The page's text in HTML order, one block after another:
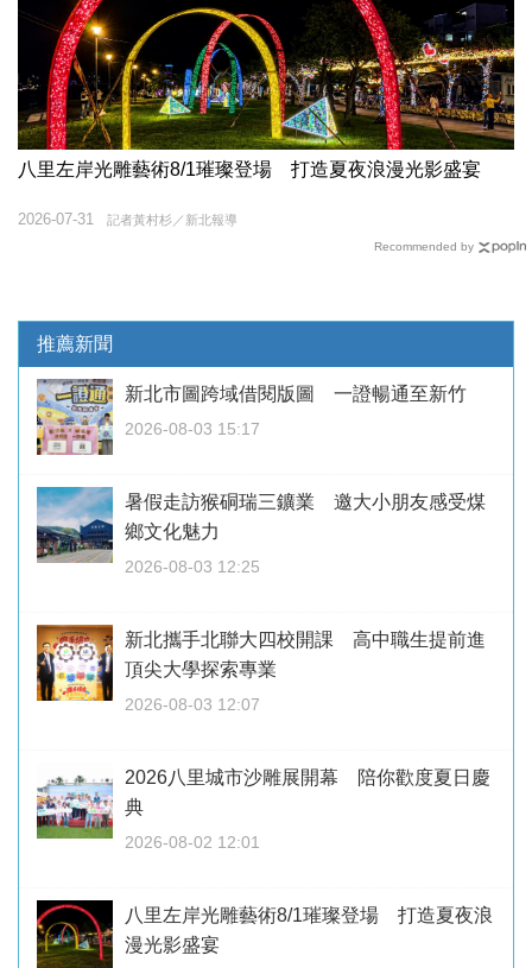
八里左岸光雕藝術8/1璀璨登場 打造夏夜浪漫光影盛宴
記者黃村杉／新北報導
2026-07-31
Recommended by
推薦新聞
新北市圖跨域借閱版圖 一證暢通至新竹
2026-08-03 15:17
暑假走訪猴硐瑞三鑛業 邀大小朋友感受煤
鄉文化魅力
2026-08-03 12:25
新北攜手北聯大四校開課 高中職生提前進
頂尖大學探索專業
2026-08-03 12:07
2026八里城市沙雕展開幕 陪你歡度夏日慶
典
2026-08-02 12:01
八里左岸光雕藝術8/1璀璨登場 打造夏夜浪
漫光影盛宴